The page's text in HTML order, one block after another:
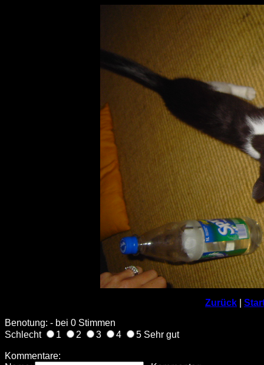
Zurück
Benotung: - bei 0 Stimmen
Schlecht
1 2 3 4 5 Sehr gut
Kommentare: